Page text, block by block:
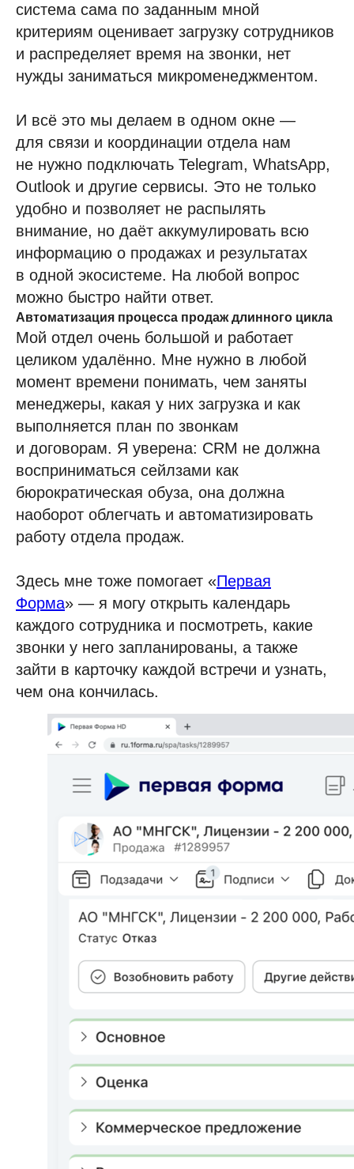
система сама по заданным мной
критериям оценивает загрузку сотрудников
и распределяет время на звонки, нет
нужды заниматься микроменеджментом.
И всё это мы делаем в одном окне —
для связи и координации отдела нам
не нужно подключать Telegram, WhatsApp,
Outlook и другие сервисы. Это не только
удобно и позволяет не распылять
внимание, но даёт аккумулировать всю
информацию о продажах и результатах
в одной экосистеме. На любой вопрос
можно быстро найти ответ.
Автоматизация процесса продаж длинного цикла
Мой отдел очень большой и работает
целиком удалённо. Мне нужно в любой
момент времени понимать, чем заняты
менеджеры, какая у них загрузка и как
выполняется план по звонкам
и договорам. Я уверена: CRM не должна
восприниматься сейлзами как
бюрократическая обуза, она должна
наоборот облегчать и автоматизировать
работу отдела продаж.
Здесь мне тоже помогает «Первая
Форма» — я могу открыть календарь
каждого сотрудника и посмотреть, какие
звонки у него запланированы, а также
зайти в карточку каждой встречи и узнать,
чем она кончилась.